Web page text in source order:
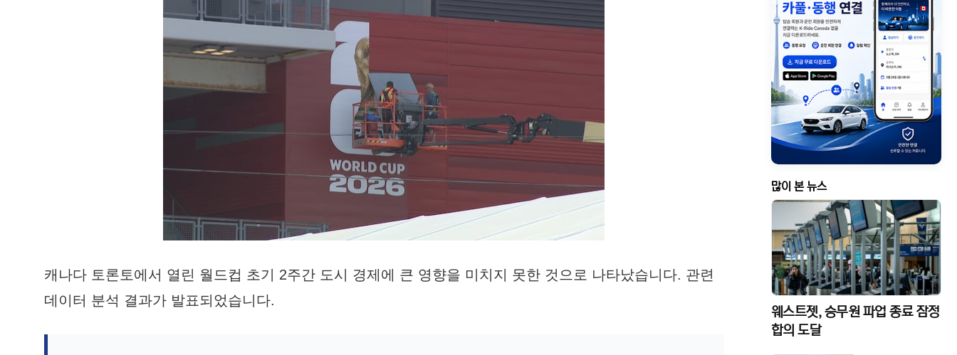
캐나다 토론토에서 열린 월드컵 초기 2주간 도시 경제에 큰 영향을 미치지 못한 것으로 나타났습니다. 관련
데이터 분석 결과가 발표되었습니다.
많이 본 뉴스
웨스트젯, 승무원 파업 종료 잠정
합의 도달